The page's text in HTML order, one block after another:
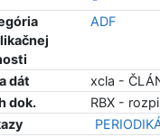
ADF
dát
xcla -
dok.
RBX -